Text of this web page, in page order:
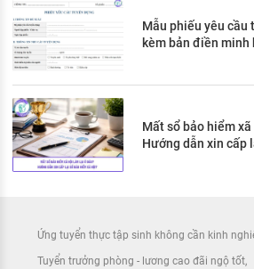
Mẫu phiếu yêu cầu
kèm bản điền minh
Mất sổ bảo hiểm
Hướng dẫn xin cấp
Ứng tuyển thực tập sinh không cần kinh
Tuyển trưởng phòng - lương cao đãi ngộ tốt